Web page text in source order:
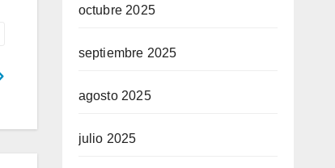
octubre 2025
septiembre 2025
agosto 2025
julio 2025